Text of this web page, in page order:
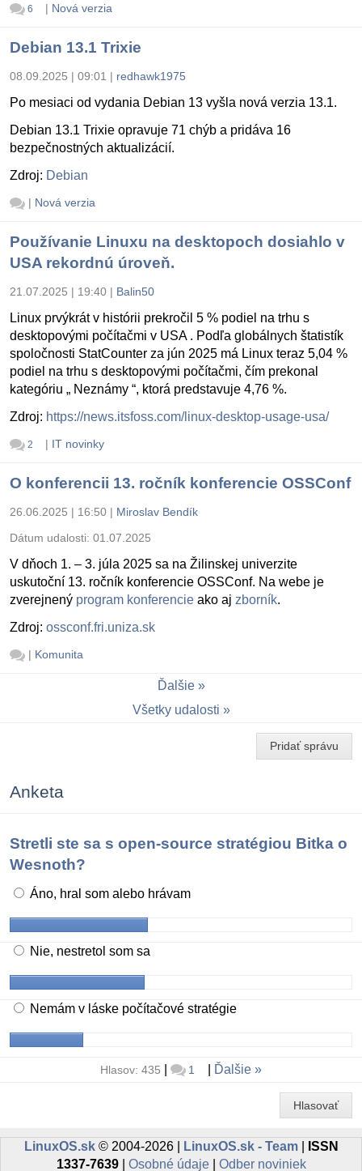
6 | Nová verzia
Debian 13.1 Trixie
08.09.2025 | 09:01 | redhawk1975
Po mesiaci od vydania Debian 13 vyšla nová verzia 13.1.
Debian 13.1 Trixie opravuje 71 chýb a pridáva 16
bezpečnostných aktualizácií.
Zdroj: Debian
| Nová verzia
Používanie Linuxu na desktopoch dosiahlo v
USA rekordnú úroveň.
21.07.2025 | 19:40 | Balin50
Linux prvýkrát v histórii prekročil 5 % podiel na trhu s
desktopovými počítačmi v USA . Podľa globálnych štatistík
spoločnosti StatCounter za jún 2025 má Linux teraz 5,04 %
podiel na trhu s desktopovými počítačmi, čím prekonal
kategóriu „ Neznámy “, ktorá predstavuje 4,76 %.
Zdroj: https://news.itsfoss.com/linux-desktop-usage-usa/
2 | IT novinky
O konferencii 13. ročník konferencie OSSConf
26.06.2025 | 16:50 | Miroslav Bendík
Dátum udalosti: 01.07.2025
V dňoch 1. – 3. júla 2025 sa na Žilinskej univerzite
uskutoční 13. ročník konferencie OSSConf. Na webe je
zverejnený program konferencie ako aj zborník.
Zdroj: ossconf.fri.uniza.sk
| Komunita
Ďalšie
Všetky udalosti
Pridať správu
Anketa
Stretli ste sa s open-source stratégiou Bitka o
Wesnoth?
Áno, hral som alebo hrávam
Nie, nestretol som sa
Nemám v láske počítačové stratégie
Hlasov: 435 1 Ďalšie
Hlasovať
LinuxOS.sk© 2004-2026 | LinuxOS.sk - Team|
ISSN
1337-7639| Osobné údaje| Odber noviniek